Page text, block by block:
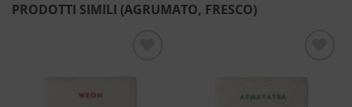
PRODOTTI SIMILI (AGRUMATO, FRESCO)